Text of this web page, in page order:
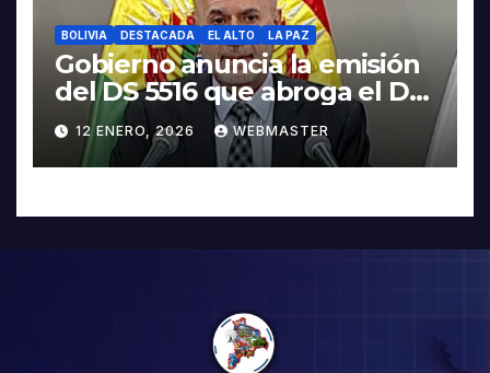
BOLIVIA DESTACADA EL ALTO LA PAZ
Gobierno anuncia la emisión
del DS 5516 que abroga el DS
5503
12 ENERO, 2026 WEBMASTER